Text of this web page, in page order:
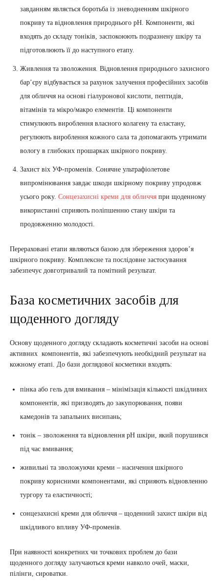
завданням являється боротьба із зневодненням шкірного
покриву та відновлення природнього pH. Компоненти, які
входять до складу тоніків, заспокоюють подразнену шкіру та
підготовлюють її до наступного етапу.
Живлення та зволоження. Відновлення природнього захисного
бар’єру відбувається за рахунок залучення професійних засобів
для обличчя на основі гіалуронової кислоти, пептидів,
вітамінів та мікро/макро елементів. Ці компоненти
стимулюють вироблення власного колагену та еластану,
регулюють вироблення кожного сала та допомагають утримати
вологу в глибоких прошарках шкірного покриву.
Захист віх УФ-променів. Сонячне ультрафіолетове
випромінювання завдає шкоди шкірному покриву упродовж
усього року. Сонцезахисні креми для обличчя при щоденному
використанні сприяють поліпшенню стану шкіри та
продовженню молодості.
Перераховані етапи являються базою для збереження здоров’я
шкірного покриву. Комплексне та послідовне застосування
забезпечує довготривалий та помітний результат.
База косметичних засобів для
щоденного догляду
Основу щоденного догляду складають косметичні засоби на основі
активних компонентів, які забезпечують необхідний результат на
кожному етапі. До бази доглядової косметики входять:
пінка або гель для вмивання – мінімізація кількості шкідливих
компонентів, які призводять до закупорювання, появи
камедонів та запальних висипань;
тонік – зволоження та відновлення рН шкіри, який порушився
під час вмивання;
живильні та зволожуючи креми – насичення шкірного
покриву корисними компонентами, які сприяють відновленню
тургору та еластичності;
сонцезахисні креми для обличчя – щоденний захист шкіри від
шкідливого впливу УФ-променів.
При наявності конкретних чи точкових проблем до бази
щоденного догляду залучаються креми навколо очей, маски,
пілінги, сироватки.